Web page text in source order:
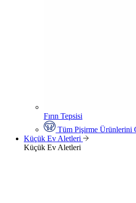
Fırın Tepsisi
Tüm Pişirme Ürünlerini
Küçük Ev Aletleri
Küçük Ev Aletleri